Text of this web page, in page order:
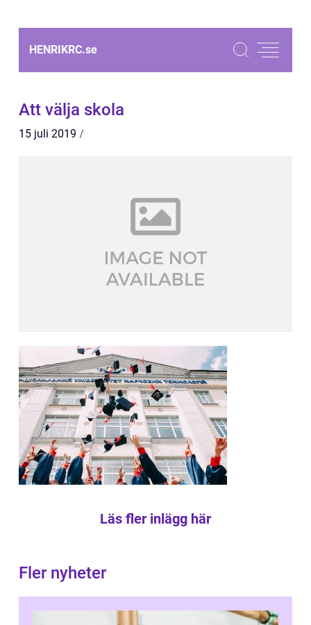
HENRIKRC.se
Att välja skola
15 juli 2019
Läs fler inlägg här
Fler nyheter